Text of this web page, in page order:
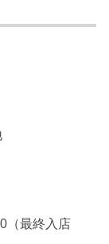
（最終入店